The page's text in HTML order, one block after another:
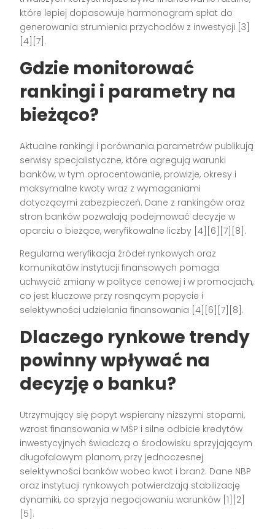
które lepiej dopasowuje harmonogram spłat do
generowania strumienia przychodów z inwestycji [3]
[4][7].
Gdzie monitorować
rankingi i parametry na
bieżąco?
Aktualne rankingi i porównania parametrów publikują
serwisy specjalistyczne, które agregują warunki
banków, w tym oprocentowanie, prowizje, okresy i
maksymalne kwoty wraz z wymaganiami
dotyczącymi zabezpieczeń. Dane z rankingów oraz
stron banków pozwalają podejmować decyzje w
oparciu o bieżące, weryfikowalne liczby [4][6][7][8].
Regularna weryfikacja źródeł rynkowych oraz
komunikatów instytucji finansowych pomaga
uchwycić zmiany w polityce cenowej i w promocjach,
co jest kluczowe przy rosnącym popycie i
selektywności udzielania finansowania [4][6][7][8].
Dlaczego rynkowe trendy
powinny wpływać na
decyzję o banku?
Utrzymujący się popyt wspierany niższymi stopami,
wzrost finansowania w MŚP i silne odbicie kredytów
inwestycyjnych świadczą o środowisku sprzyjającym
długofalowym planom, przy jednoczesnej
selektywności banków wobec kwot i branż. Dane NBP
oraz instytucji rynkowych potwierdzają stabilizację
dynamiki, co sprzyja negocjowaniu warunków [1][2]
[5].